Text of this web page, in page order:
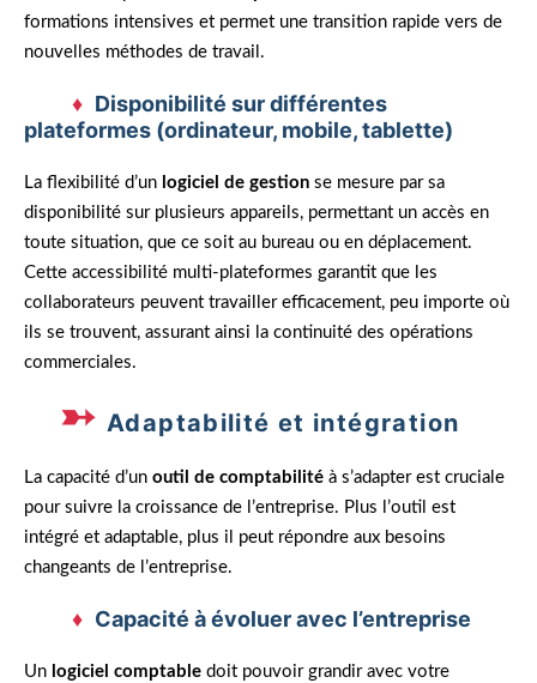
formations intensives et permet une transition rapide vers de
nouvelles méthodes de travail.
Disponibilité sur différentes
plateformes (ordinateur, mobile, tablette)
La flexibilité d’un logiciel de gestion se mesure par sa
disponibilité sur plusieurs appareils, permettant un accès en
toute situation, que ce soit au bureau ou en déplacement.
Cette accessibilité multi-plateformes garantit que les
collaborateurs peuvent travailler efficacement, peu importe où
ils se trouvent, assurant ainsi la continuité des opérations
commerciales.
Adaptabilité et intégration
La capacité d’un outil de comptabilité à s’adapter est cruciale
pour suivre la croissance de l’entreprise. Plus l’outil est
intégré et adaptable, plus il peut répondre aux besoins
changeants de l’entreprise.
Capacité à évoluer avec l’entreprise
Un logiciel comptable doit pouvoir grandir avec votre